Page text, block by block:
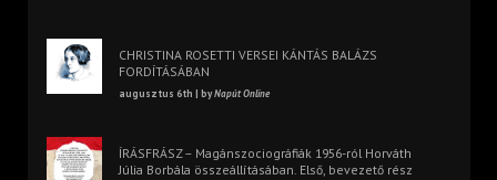
CHRISTINA ROSETTI VERSEI KÁNTÁS BALÁZS
FORDÍTÁSÁBAN
augusztus 6th | byNapút Online
ÍRÁSFRÁSZ – Magánszociográfiák 1956-ról Horváth
Júlia Borbála összeállításában. Első, bevezető rész